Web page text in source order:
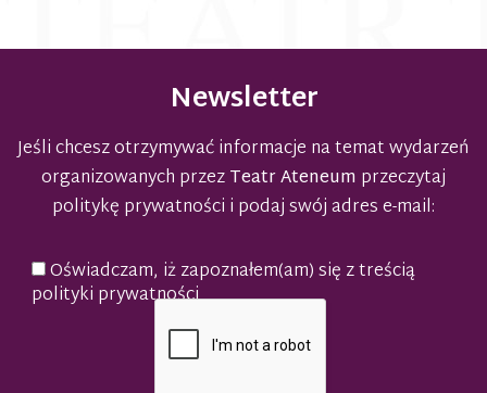
Newsletter
Jeśli chcesz otrzymywać informacje na temat wydarzeń
organizowanych przezTeatr Ateneum przeczytaj
politykę prywatności i podaj swój adres e-mail:
Oświadczam, iż zapoznałem(am) się z treścią
polityki prywatności